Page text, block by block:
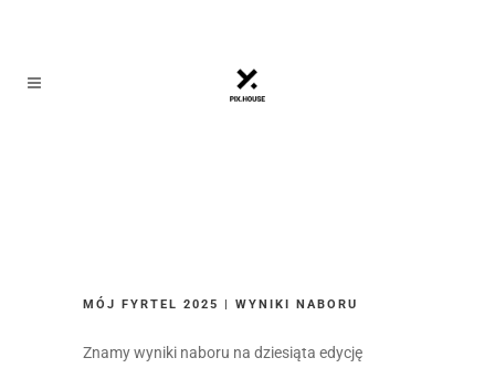
MÓJ FYRTEL 2025 | WYNIKI NABORU
Znamy wyniki naboru na dziesiąta edycję